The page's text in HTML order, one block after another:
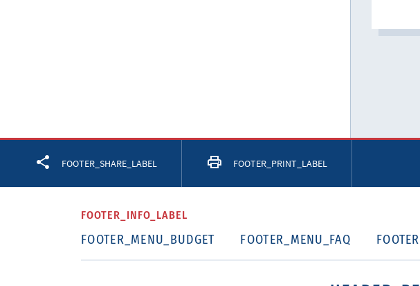
FOOTER_SHARE_LABEL
Facebook Twitter LinkedIn
FOOTER_PRINT_LABEL
FOOTER_INFO_LABEL
FOOTER_MENU_BUDGET FOOTER_MENU_FAQ